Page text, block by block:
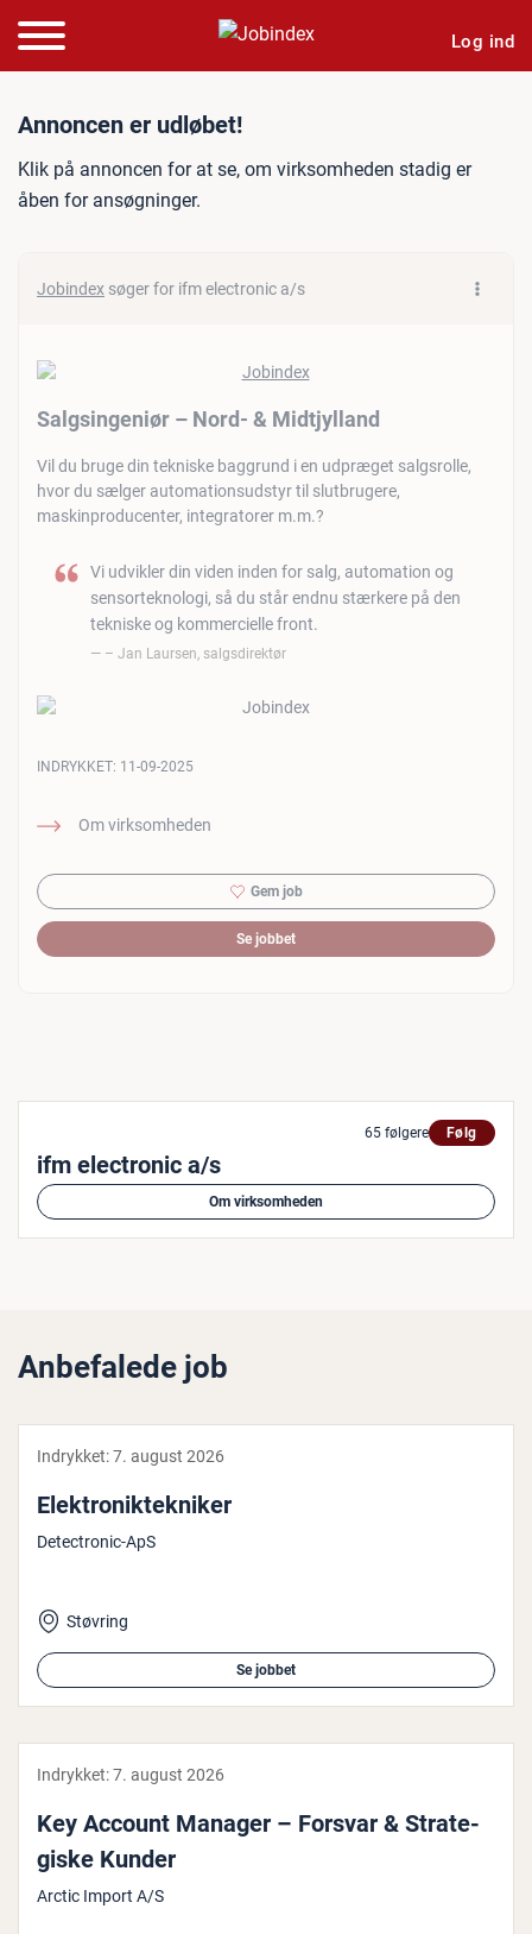
Log ind
Jobannonce:
Annoncen er udløbet!
Klik på annoncen for at se, om virksomheden stadig er
åben for ansøgninger.
Jobindex søger for ifm electronic a/s
Salgsingeniør – Nord- & Midtjylland
Vil du bruge din tekniske baggrund i en udpræget salgsrolle,
hvor du sælger automationsudstyr til slutbrugere,
maskinproducenter, integratorer m.m.?
Vi udvikler din viden inden for salg, automation og
sensorteknologi, så du står endnu stærkere på den
tekniske og kommercielle front.
– Jan Laursen, salgsdirektør
Om virksomheden
INDRYKKET: 11-09-2025
Gem job
Se jobbet
65 følgere Følg
ifm electronic a/s
Om virksomheden
Anbefalede job
Indrykket:7. august 2026
Elek­tro­nik­tek­ni­ker
Detectronic-ApS
Støvring
Se jobbet
Indrykket:7. august 2026
Key Account Manager – Forsvar & Stra­te­
gi­ske Kunder
Arctic Import A/S